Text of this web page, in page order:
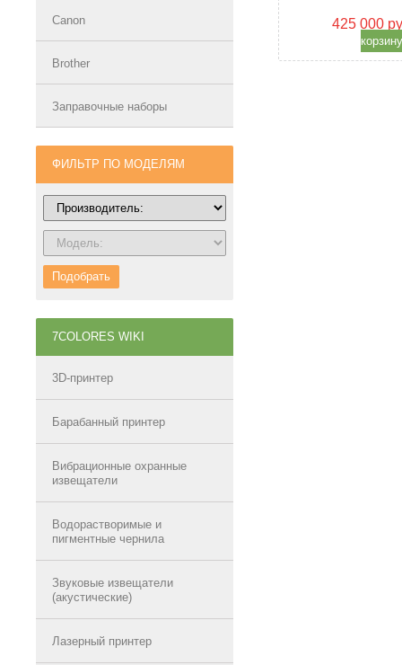
Canon
Brother
Заправочные наборы
ФИЛЬТР ПО МОДЕЛЯМ
Подобрать
7COLORES WIKI
3D-принтер
Барабанный принтер
Вибрационные охранные
извещатели
Водорастворимые и
пигментные чернила
Звуковые извещатели
(акустические)
Лазерный принтер
425 000
корзину